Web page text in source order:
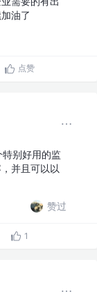
油了
点赞
别好用的监
并且可以以
赞过
1